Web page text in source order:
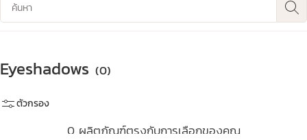
Eyeshadows (0)
ตัวกรอง
0 ผลิตภัณฑ์ตรงกับการเลือกของคุณ